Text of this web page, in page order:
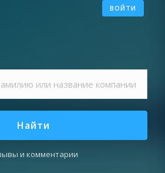
ВОЙТИ
Найти
и комментарии